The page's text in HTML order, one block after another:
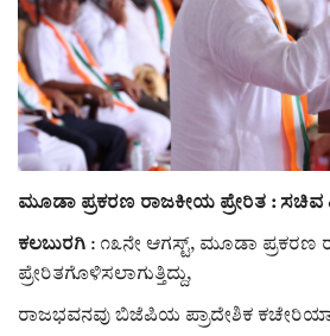
ರಾಜಕೀಯ
ಸುದ್ದಿ
e-paper (ಇ–ಪೇಪರ್‌)
ಪುಸ್ತಕ ಪರಿಚಯ
ಅಂಕಣ
ಮೂಡಾ ಪ್ರಕರಣ ರಾಜಕೀಯ ಪ್ರೇರಿತ : ಸಚಿವ
ಕಲಬುರಗಿ : ೧೩ನೇ ಆಗಸ್ಟ್, ಮೂಡಾ ಪ್ರಕರಣ
ಪ್ರೇರಿತಗೊಳಿಸಲಾಗುತ್ತಿದ್ದು,
ರಾಜಭವನವು ಬಿಜೆಪಿಯ ಪ್ರಾದೇಶಿಕ ಕಚೇರಿಯಾಗಿ